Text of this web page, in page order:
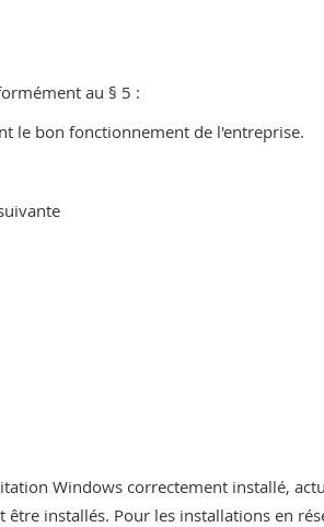
au § 5 :
le bon fonctionnement de l'entreprise.
Windows correctement installé,
installés. Pour les installations en